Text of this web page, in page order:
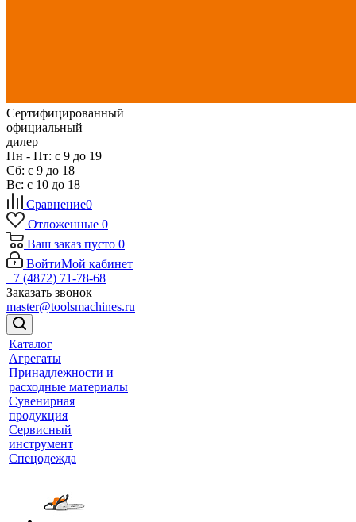
Сертифицированный
официальный
дилер
Пн - Пт: с 9 до 19
Сб: с 9 до 18
Вс: с 10 до 18
Сравнение0
Отложенные 0
Ваш заказ пусто 0
ВойтиМой кабинет
+7 (4872) 71-78-68
Заказать звонок
master@toolsmachines.ru
Каталог
Агрегаты
Принадлежности и
расходные материалы
Сувенирная
продукция
Сервисный
инструмент
Спецодежда